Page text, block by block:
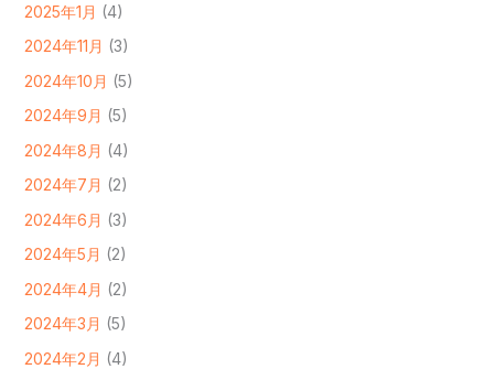
2025年1月 (4)
2024年11月 (3)
2024年10月 (5)
2024年9月 (5)
2024年8月 (4)
2024年7月 (2)
2024年6月 (3)
2024年5月 (2)
2024年4月 (2)
2024年3月 (5)
2024年2月 (4)